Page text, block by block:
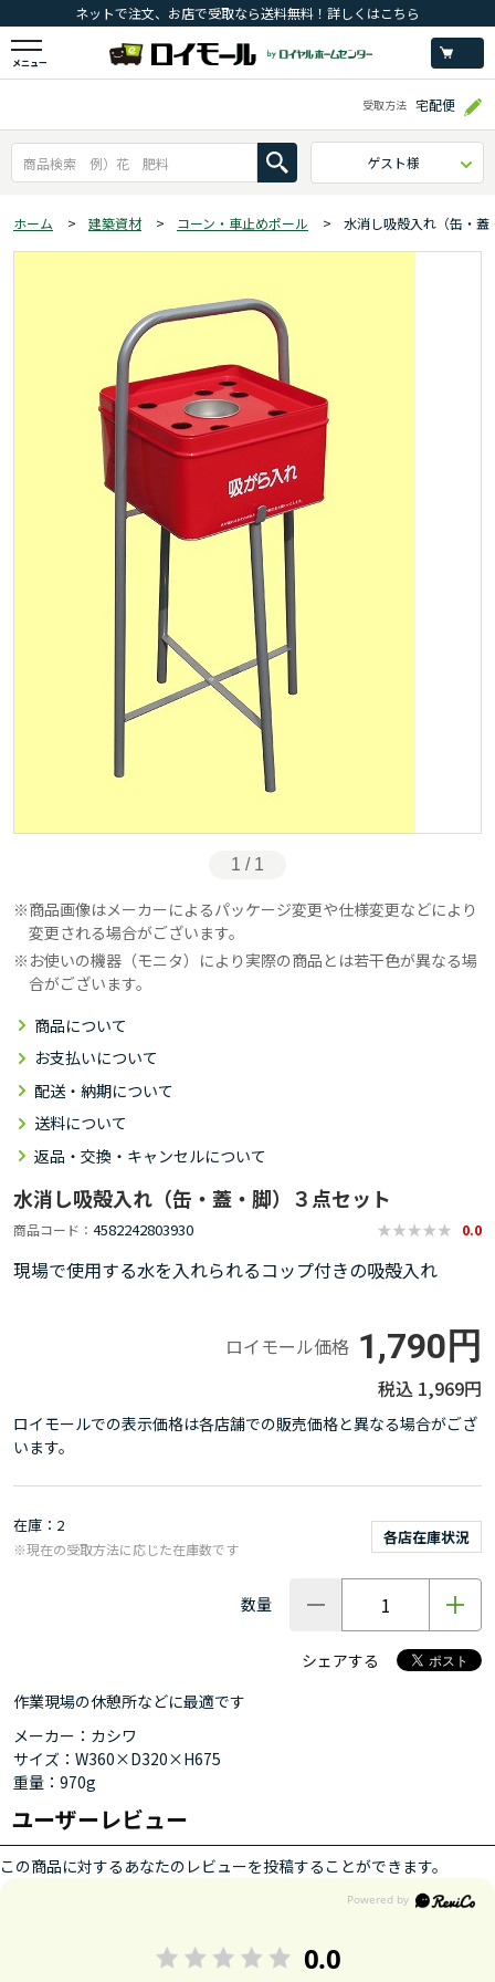
ネットで注文、お店で受取なら送料無料！詳しくはこちら
メニュー
受取方法 宅配便
ゲスト様
ホーム > 建築資材 > コーン・車止めポール > 水消し吸殻入れ（缶・蓋
1 / 1
商品画像はメーカーによるパッケージ変更や仕様変更などにより
変更される場合がございます。
お使いの機器（モニタ）により実際の商品とは若干色が異なる場
合がございます。
商品について
お支払いについて
配送・納期について
送料について
返品・交換・キャンセルについて
水消し吸殻入れ（缶・蓋・脚）３点セット
商品コード 4582242803930 0.0
現場で使用する水を入れられるコップ付きの吸殻入れ
ロイモール価格 1,790円
1,969円
ロイモールでの表示価格は各店舗での販売価格と異なる場合がござ
います。
在庫 2
各店在庫状況
※現在の受取方法に応じた在庫数です
数量
シェアする
作業現場の休憩所などに最適です
メーカー：カシワ
サイズ：W360×D320×H675
重量：970g
ユーザーレビュー
この商品に対するあなたのレビューを投稿することができます。
0.0